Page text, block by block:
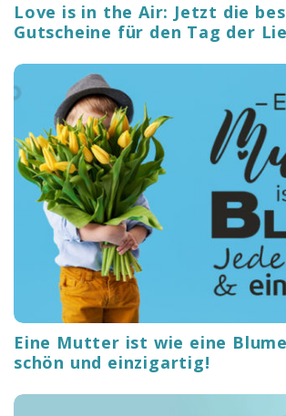
Love is in the Air: Jetzt die
Gutscheine für den Tag der
Eine Mutter ist wie eine Blume
schön und einzigartig!